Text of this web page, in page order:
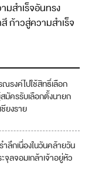
มสำเร็จอันทรง
ก้าวสู่ความสำเร็จ
รงค์ไปใช้สิทธิ์เลือก
มัครรับเลือกตั้งนายก
ยงราย
ลึกเนื่องในวันคล้ายวัน
ลจอมเกล้าเจ้าอยู่หัว